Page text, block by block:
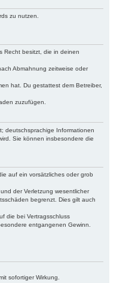
zu nutzen.
Recht besitzt, die in deinen
Abmahnung zeitweise oder
hat. Du gestattest dem Betreiber,
zuzufügen.
deutschsprachige Informationen
Sie können insbesondere die
auf ein vorsätzliches oder grob
der Verletzung wesentlicher
begrenzt. Dies gilt auch
die bei Vertragsschluss
entgangenen Gewinn.
sofortiger Wirkung.